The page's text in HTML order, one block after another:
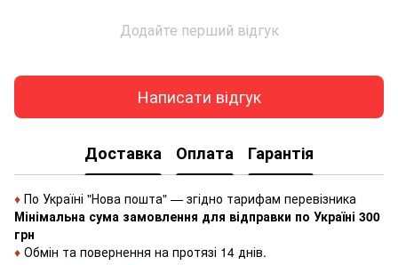
Додайте перший відгук
Написати відгук
Доставка Оплата Гарантія
♦ По Україні "Нова пошта" — згідно тарифам перевізника
Мінімальна сума замовлення для відправки по Україні 300
грн
♦ Обмін та повернення на протязі 14 днів.